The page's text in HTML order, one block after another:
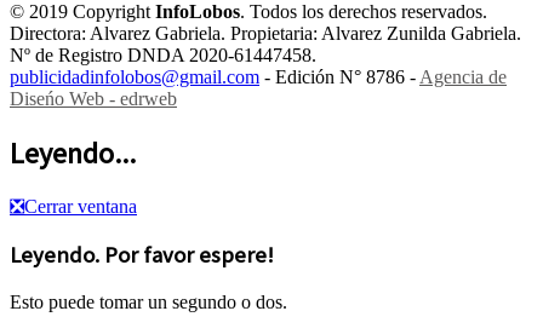
© 2019 CopyrightInfoLobos. Todos los derechos reservados.
Directora: Alvarez Gabriela. Propietaria: Alvarez Zunilda Gabriela.
Nº de Registro DNDA 2020-61447458.
publicidadinfolobos@gmail.com - Edición N° 8786 -Agencia de
Diseńo Web - edrweb
Leyendo...
❎Cerrar ventana
Leyendo. Por favor espere!
Esto puede tomar un segundo o dos.